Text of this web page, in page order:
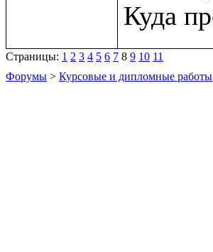
Страницы: 1 2 3 4 5 6 7 8 9 10 11
Форумы > Курсовые и дипломные работы